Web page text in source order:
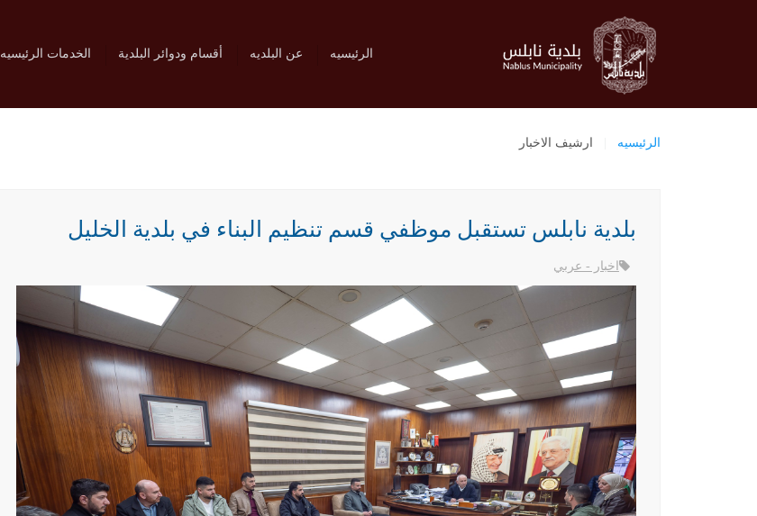
الرئيسيه عن البلديه أقسام ودوائر البلدية الخدمات الرئيسيه
الرئيسيه ارشيف الاخبار
بلدية نابلس تستقبل موظفي قسم تنظيم البناء في بلدية الخليل
اخبار - عربي